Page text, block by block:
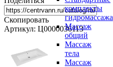
комплекты
гидромассажа
Массаж
общий
Массаж
тела
Массаж
Скопировать
Артикул: Ц0000036113